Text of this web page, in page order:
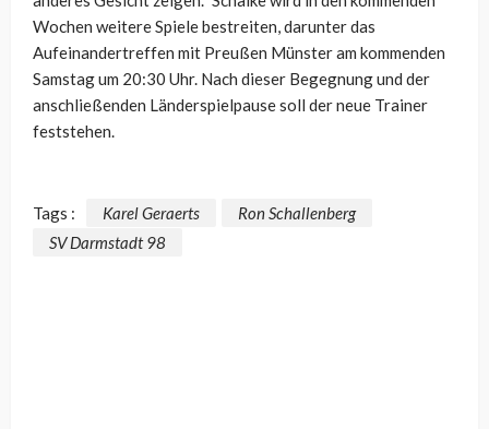
Wochen weitere Spiele bestreiten, darunter das
Aufeinandertreffen mit Preußen Münster am kommenden
Samstag um 20:30 Uhr. Nach dieser Begegnung und der
anschließenden Länderspielpause soll der neue Trainer
feststehen.
Tags : Karel Geraerts
Ron Schallenberg
SV Darmstadt 98